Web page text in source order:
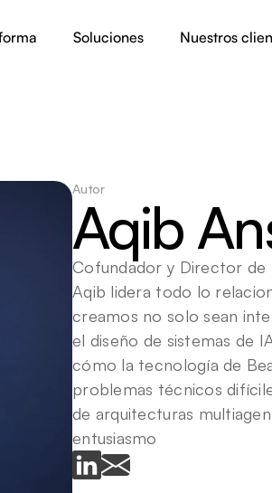
Autor
Aqib
Cofundador y Director de
Aqib lidera todo lo
creamos no solo sean
el diseño de sistemas de
cómo la tecnología de
problemas técnicos
de arquitecturas
entusiasmo
Soluciones Nuestros